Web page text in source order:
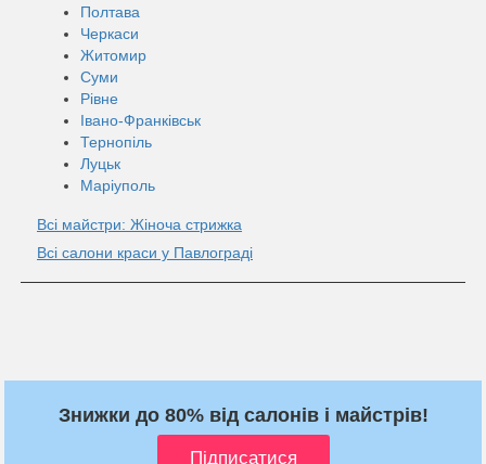
Полтава
Черкаси
Житомир
Суми
Рівне
Івано-Франківськ
Тернопіль
Луцьк
Маріуполь
Всі майстри: Жіноча стрижка
Всі салони краси у Павлограді
Знижки до 80% від салонів і майстрів!